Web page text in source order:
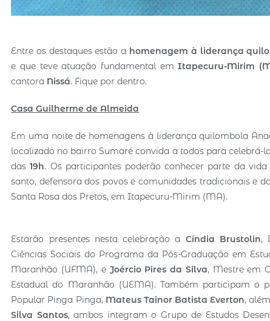
Entre os destaques estão a homenagem à liderança
e que teve atuação fundamental emItapecuru-Mirim
cantora Nissá. Fique por dentro.
Casa Guilherme de Almeida
Em uma noite de homenagens à liderança quilombola
localizado no bairro Sumaré convida a todos para celebrá-
das19h. Os participantes poderão conhecer parte da
santo, defensora dos povos e comunidades tradicionais e
Santa Rosa dos Pretos, em Itapecuru-Mirim (MA).
Estarão presentes nesta celebração a Cíndia Brustolin,
Ciências Sociais do Programa da Pós-Graduação em
Maranhão (UFMA), e Joércio Pires da Silva, Mestre em
Estadual do Maranhão (UEMA). Também participam o
Popular Pinga Pinga, Mateus Tainor Batista Everton,
Silva Santos, ambos integram o Grupo de Estudos